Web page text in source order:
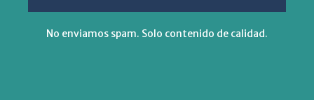
No enviamos spam. Solo contenido de calidad.